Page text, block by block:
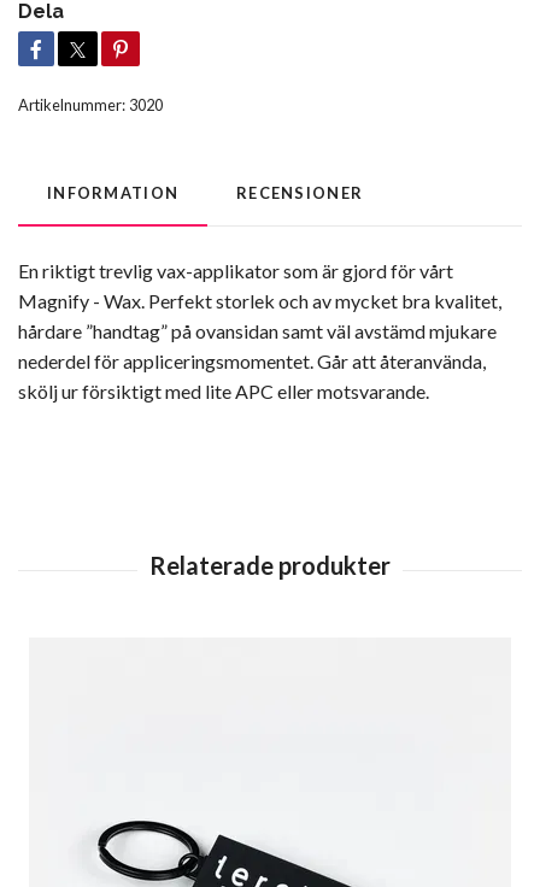
Dela
Artikelnummer: 3020
INFORMATION RECENSIONER
En riktigt trevlig vax-applikator som är gjord för vårt
Magnify - Wax. Perfekt storlek och av mycket bra kvalitet,
hårdare ”handtag” på ovansidan samt väl avstämd mjukare
nederdel för appliceringsmomentet. Går att återanvända,
skölj ur försiktigt med lite APC eller motsvarande.